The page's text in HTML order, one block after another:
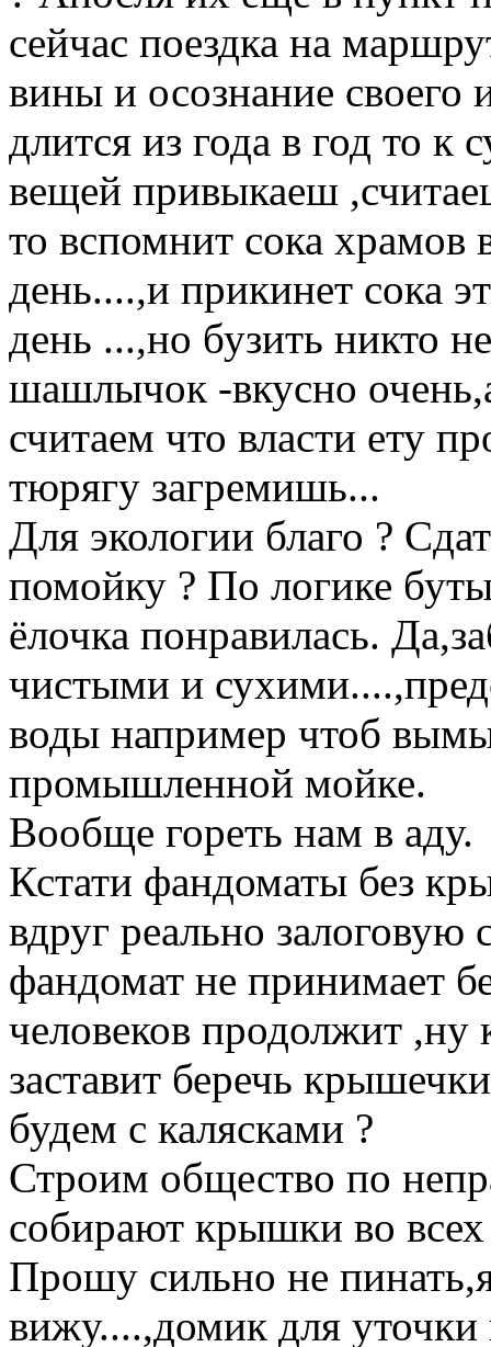
сейчас поездка на
вины и осознание своего
длится из года в год то
вещей привыкаеш
то вспомнит сока храмов
день....,и прикинет сока
день ...,но бузить никто
шашлычок -вкусно
считаем что власти ету
тюрягу загремишь...
Для экологии благо ?
помойку ? По логике
ёлочка понравилась.
чистыми и
воды например чтоб
промышленной мойке.
Вообще гореть нам в аду.
Кстати фандоматы без
вдруг реально залоговую
фандомат не принимает
человеков продолжит ,ну
заставит беречь
будем с калясками ?
Строим общество по
собирают крышки во
Прошу сильно не
вижу....,домик для